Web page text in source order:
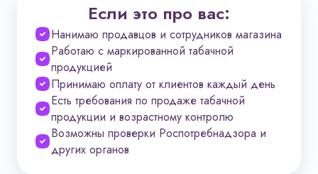
Если это про вас:
Нанимаю продавцов и сотрудников магазина
Работаю с маркированной табачной
продукцией
Принимаю оплату от клиентов каждый день
Есть требования по продаже табачной
продукции и возрастному контролю
Возможны проверки Роспотребнадзора и
других органов